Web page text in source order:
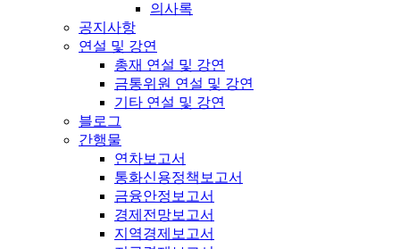
의사록
공지사항
연설 및 강연
총재 연설 및 강연
금통위원 연설 및 강연
기타 연설 및 강연
블로그
간행물
연차보고서
통화신용정책보고서
금융안정보고서
경제전망보고서
지역경제보고서